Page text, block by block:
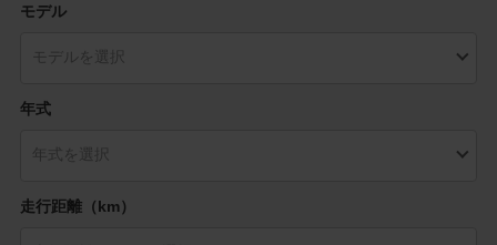
モデル
年式
走行距離（km）